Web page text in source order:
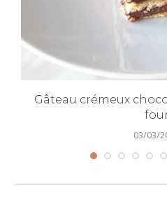
Gâteau crémeux
03/03/